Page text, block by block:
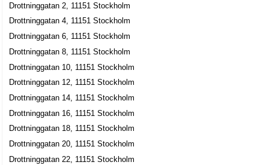
08-51805950
Drottninggatan 104, 11160 Stockholm
Drottninggatans Päls AB
Torsti Nikolas Kivi
08-206904
Drottninggatan 104, 11160 Stockholm
Jakebox AB
Lars Jakob Skarin
08-6796050
SiteScanner Europe AB
Drottninggatan 2, 11151 Stockholm
Drottninggatan 4, 11151 Stockholm
Drottninggatan 6, 11151 Stockholm
Drottninggatan 8, 11151 Stockholm
Drottninggatan 10, 11151 Stockholm
Drottninggatan 12, 11151 Stockholm
Drottninggatan 14, 11151 Stockholm
Drottninggatan 16, 11151 Stockholm
Drottninggatan 18, 11151 Stockholm
Drottninggatan 20, 11151 Stockholm
Drottninggatan 22, 11151 Stockholm